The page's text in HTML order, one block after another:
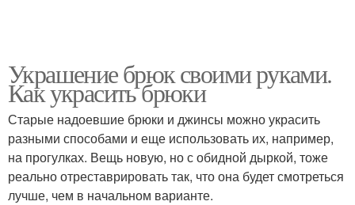
Украшение брюк своими руками.
Как украсить брюки
Старые надоевшие брюки и джинсы можно украсить
разными способами и еще использовать их, например,
на прогулках. Вещь новую, но с обидной дыркой, тоже
реально отреставрировать так, что она будет смотреться
лучше, чем в начальном варианте.